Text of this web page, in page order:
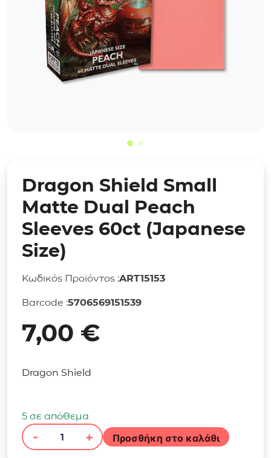
Dragon Shield Small
Matte Dual Peach
Sleeves 60ct (Japanese
Size)
Κωδικός Προϊόντος :ART15153
Barcode :5706569151539
7,00 €
Dragon Shield
5 σε απόθεμα
-
Dragon
+ Προσθήκη στο καλάθι